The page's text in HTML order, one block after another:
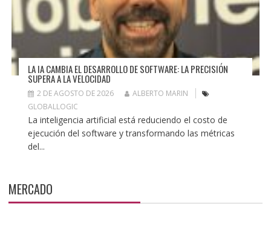
LA IA CAMBIA EL DESARROLLO DE SOFTWARE: LA PRECISIÓN
SUPERA A LA VELOCIDAD
2 DE AGOSTO DE 2026
ALBERTO MARIN
GLOBALLOGIC
La inteligencia artificial está reduciendo el costo de
ejecución del software y transformando las métricas
del...
MERCADO